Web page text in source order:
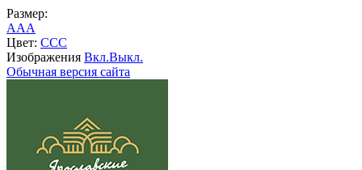
Размер:
AAA
Цвет: CCC
Изображения Вкл.Выкл.
Обычная версия сайта